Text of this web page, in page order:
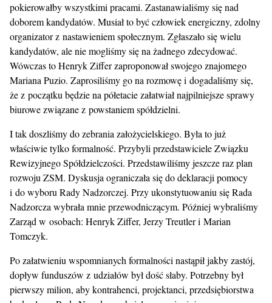
pokierowałby wszystkimi pracami. Zastanawialiśmy się nad
doborem kandydatów. Musiał to być człowiek energiczny, zdolny
organizator z nastawieniem społecznym. Zgłaszało się wielu
kandydatów, ale nie mogliśmy się na żadnego zdecydować.
Wówczas to Henryk Ziffer zaproponował swojego znajomego
Mariana Puzio. Zaprosiliśmy go na rozmowę i dogadaliśmy się,
że z początku będzie na półetacie załatwiał najpilniejsze sprawy
biurowe związane z powstaniem spółdzielni.
I tak doszliśmy do zebrania założycielskiego. Była to już
właściwie tylko formalność. Przybyli przedstawiciele Związku
Rewizyjnego Spółdzielczości. Przedstawiliśmy jeszcze raz plan
rozwoju ZSM. Dyskusja ograniczała się do deklaracji pomocy
i do wyboru Rady Nadzorczej. Przy ukonstytuowaniu się Rada
Nadzorcza wybrała mnie przewodniczącym. Później wybraliśmy
Zarząd w osobach: Henryk Ziffer, Jerzy Treutler i Marian
Tomczyk.
Po załatwieniu wspomnianych formalności nastąpił jakby zastój,
dopływ funduszów z udziałów był dość słaby. Potrzebny był
pierwszy milion, aby kontrahenci, projektanci, przedsiębiorstwa